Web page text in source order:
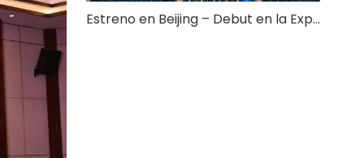
Estreno en Beijing – Debut en la Exposición Internacional de Muebles para el Hogar